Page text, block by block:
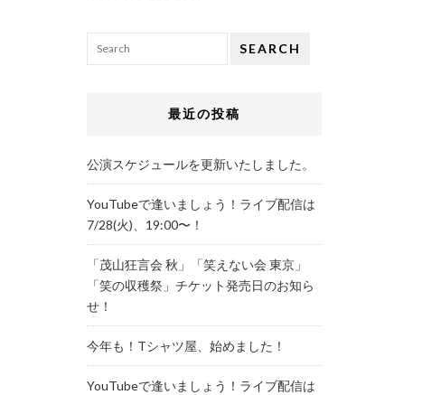
SEARCH
最近の投稿
公演スケジュールを更新いたしました。
YouTubeで逢いましょう！ライブ配信は
7/28(火)、19:00〜！
「茂山狂言会 秋」「笑えない会 東京」
「笑の収穫祭」チケット発売日のお知ら
せ！
今年も！Tシャツ屋、始めました！
YouTubeで逢いましょう！ライブ配信は